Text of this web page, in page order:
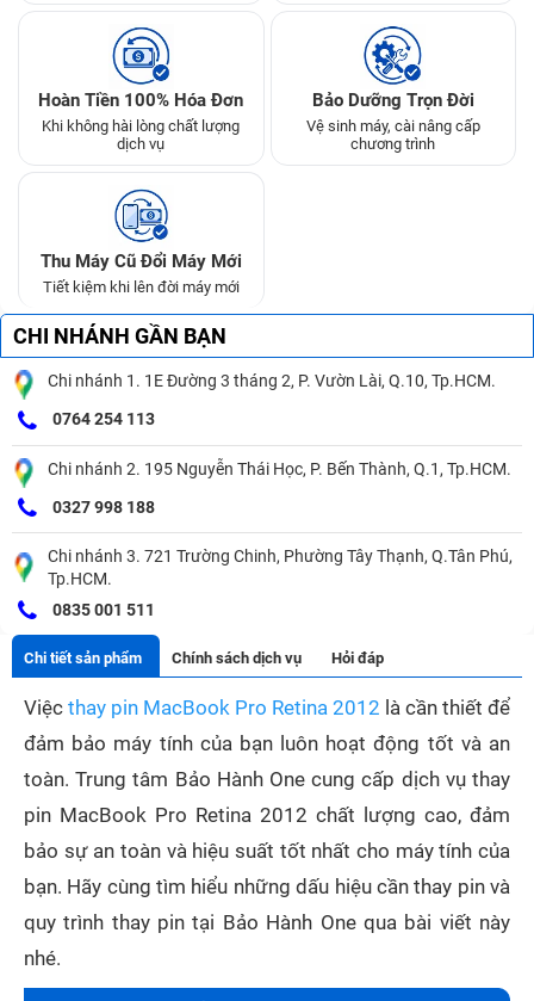
Hoàn Tiền 100% Hóa Đơn
Khi không hài lòng chất lượng
dịch vụ
Bảo Dưỡng Trọn Đời
Vệ sinh máy, cài nâng cấp
chương trình
Thu Máy Cũ Đổi Máy Mới
Tiết kiệm khi lên đời máy mới
CHI NHÁNH GẦN BẠN
Chi nhánh 1. 1E Đường 3 tháng 2, P. Vườn Lài, Q.10, Tp.HCM.
0764 254 113
Chi nhánh 2. 195 Nguyễn Thái Học, P. Bến Thành, Q.1, Tp.HCM.
0327 998 188
Chi nhánh 3. 721 Trường Chinh, Phường Tây Thạnh, Q.Tân Phú,
Tp.HCM.
0835 001 511
Chi tiết sản phẩm Chính sách dịch vụ Hỏi đáp
Việc thay pin MacBook Pro Retina 2012 là cần thiết để
đảm bảo máy tính của bạn luôn hoạt động tốt và an
toàn. Trung tâm Bảo Hành One cung cấp dịch vụ thay
pin MacBook Pro Retina 2012 chất lượng cao, đảm
bảo sự an toàn và hiệu suất tốt nhất cho máy tính của
bạn. Hãy cùng tìm hiểu những dấu hiệu cần thay pin và
quy trình thay pin tại Bảo Hành One qua bài viết này
nhé.